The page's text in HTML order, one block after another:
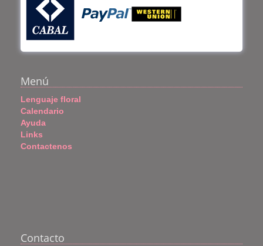
Menú
Lenguaje floral
Calendario
Ayuda
Links
Contactenos
Contacto